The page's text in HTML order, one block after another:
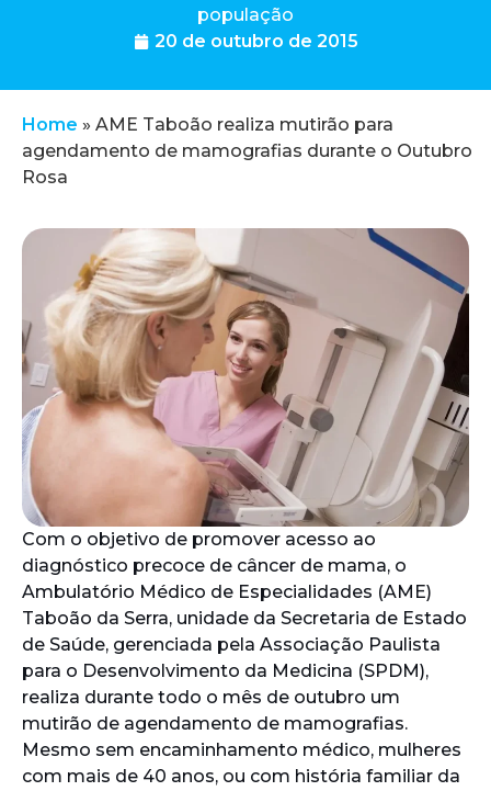
população
20 de outubro de 2015
Home » AME Taboão realiza mutirão para
agendamento de mamografias durante o Outubro
Rosa
Com o objetivo de promover acesso ao
diagnóstico precoce de câncer de mama, o
Ambulatório Médico de Especialidades (AME)
Taboão da Serra, unidade da Secretaria de Estado
de Saúde, gerenciada pela Associação Paulista
para o Desenvolvimento da Medicina (SPDM),
realiza durante todo o mês de outubro um
mutirão de agendamento de mamografias.
Mesmo sem encaminhamento médico, mulheres
com mais de 40 anos, ou com história familiar da